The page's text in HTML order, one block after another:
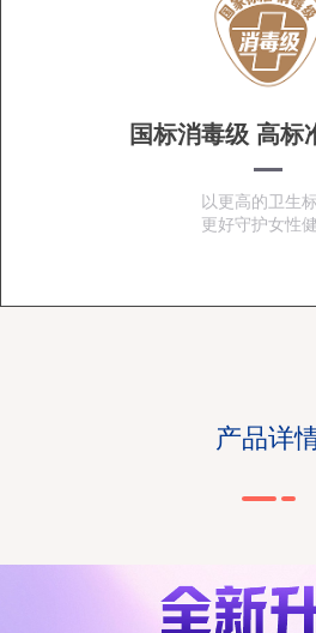
国标消毒级 高标
以更高的卫生
更好守护女性
产品详